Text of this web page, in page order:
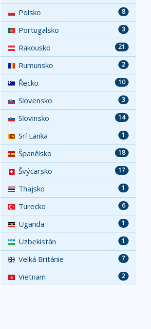
8
Polsko
3
Portugalsko
21
Rakousko
2
Rumunsko
10
Řecko
3
Slovensko
14
Slovinsko
1
Srí Lanka
18
Španělsko
17
Švýcarsko
1
Thajsko
6
Turecko
1
Uganda
1
Uzbekistán
7
Velká Británie
2
Vietnam